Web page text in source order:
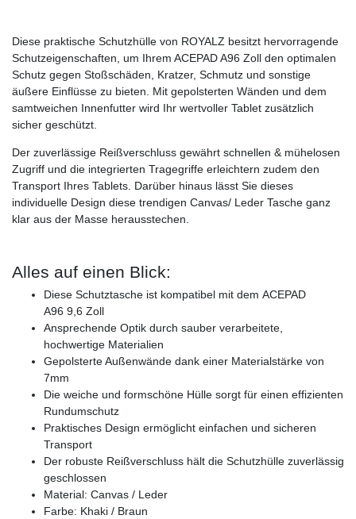
Diese praktische Schutzhülle von ROYALZ besitzt hervorragende
Schutzeigenschaften, um Ihrem ACEPAD A96 Zoll den optimalen
Schutz gegen Stoßschäden, Kratzer, Schmutz und sonstige
äußere Einflüsse zu bieten. Mit gepolsterten Wänden und dem
samtweichen Innenfutter wird Ihr wertvoller Tablet zusätzlich
sicher geschützt.
Der zuverlässige Reißverschluss gewährt schnellen & mühelosen
Zugriff und die integrierten Tragegriffe erleichtern zudem den
Transport Ihres Tablets. Darüber hinaus lässt Sie dieses
individuelle Design diese trendigen Canvas/ Leder Tasche ganz
klar aus der Masse herausstechen.
Alles auf einen Blick:
Diese Schutztasche ist kompatibel mit dem ACEPAD
A96 9,6 Zoll
Ansprechende Optik durch sauber verarbeitete,
hochwertige Materialien
Gepolsterte Außenwände dank einer Materialstärke von
7mm
Die weiche und formschöne Hülle sorgt für einen effizienten
Rundumschutz
Praktisches Design ermöglicht einfachen und sicheren
Transport
Der robuste Reißverschluss hält die Schutzhülle zuverlässig
geschlossen
Material: Canvas / Leder
Farbe: Khaki / Braun